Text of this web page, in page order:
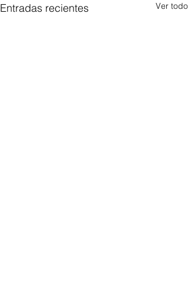
Entradas recientes Ver todo